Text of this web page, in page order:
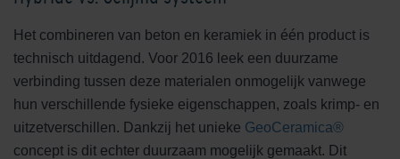
Het combineren van beton en keramiek in één product is
technisch uitdagend. Voor 2016 leek een duurzame
verbinding tussen deze materialen onmogelijk vanwege
hun verschillende fysieke eigenschappen, zoals krimp- en
uitzetverschillen. Dankzij het unieke GeoCeramica®
concept is dit echter duurzaam mogelijk gemaakt. Dit